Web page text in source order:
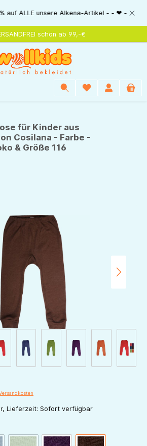
unsere Alkena-Artikel - - ❤ - - 20%
schon ab 99,-€
für Kinder aus
Cosilana - Farbe -
& Größe 116
Lieferzeit: Sofort verfügbar